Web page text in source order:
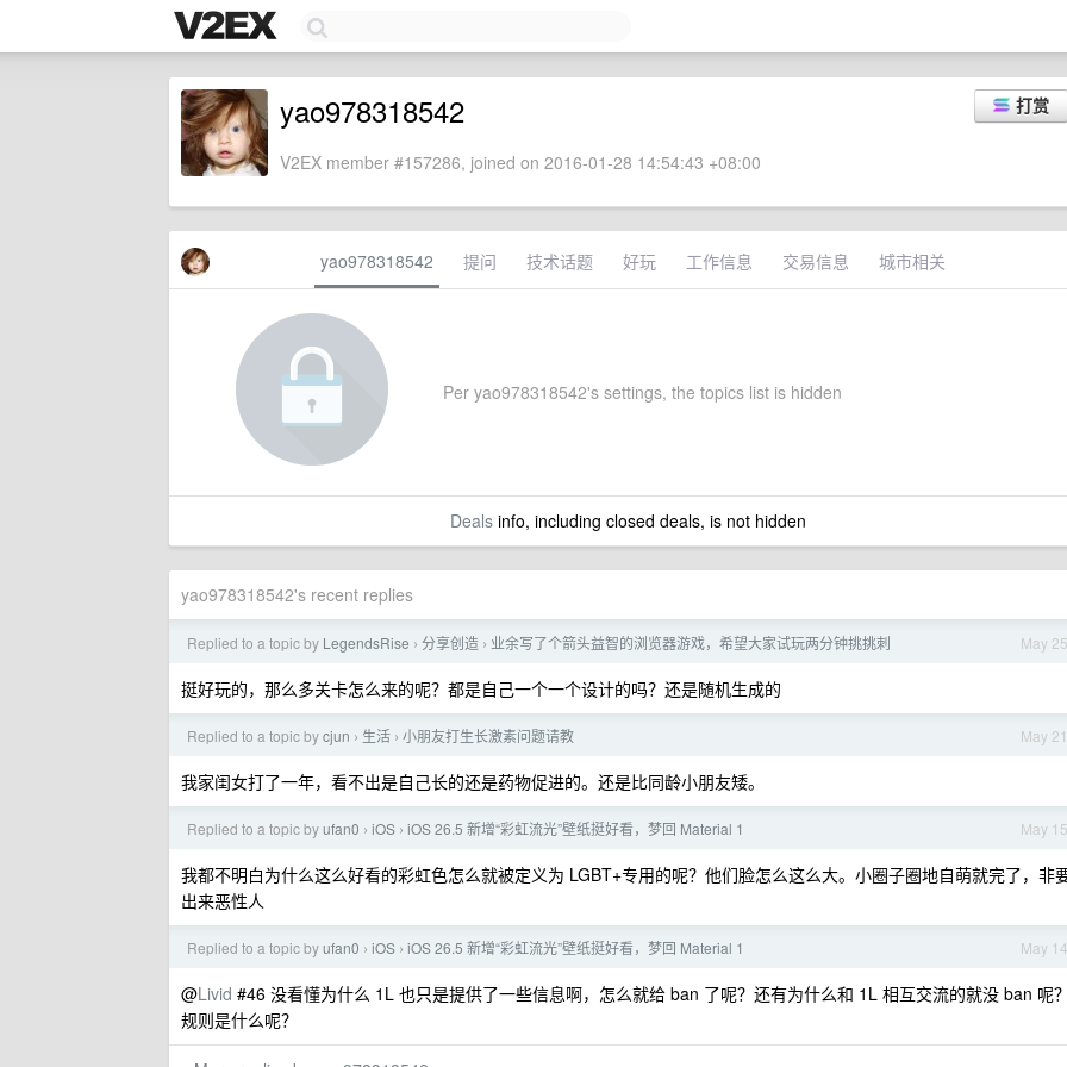
打赏
yao978318542
V2EX member #157286, joined on 2016-01-28 14:54:43 +08:00
yao978318542 提问 技术话题 好玩 工作信息 交易信息 城市相关
Per yao978318542's settings, the topics list is hidden
Dealsinfo, including closed deals, is not hidden
yao978318542's recent replies
May 25
Replied to a topic by LegendsRise › 分享创造 › 业余写了个箭头益智的浏览器游戏，希望大家试玩两分钟挑挑刺
挺好玩的，那么多关卡怎么来的呢？都是自己一个一个设计的吗？还是随机生成的
May 21
Replied to a topic bycjun › 生活 › 小朋友打生长激素问题请教
我家闺女打了一年，看不出是自己长的还是药物促进的。还是比同龄小朋友矮。
May 15
Replied to a topic byufan0 › iOS › iOS 26.5 新增“彩虹流光”壁纸挺好看，梦回 Material 1
我都不明白为什么这么好看的彩虹色怎么就被定义为 LGBT+专用的呢？他们脸怎么这么大。小圈子圈地自萌就完了，非
出来恶性人
May 14
Replied to a topic byufan0 › iOS › iOS 26.5 新增“彩虹流光”壁纸挺好看，梦回 Material 1
@Livid #46 没看懂为什么 1L 也只是提供了一些信息啊，怎么就给 ban 了呢？还有为什么和 1L 相互交流的就没 ban 呢？
规则是什么呢？